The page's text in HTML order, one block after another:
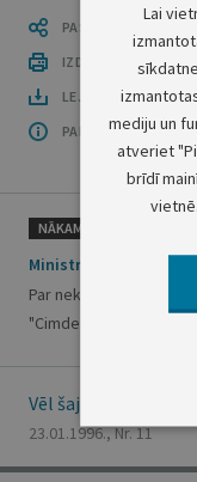
PASTĀSTI CITIEM
IZDRUKĀT
LEJUPLĀDĒT
PAR OFICIĀLO
NĀKAMAIS
Ministru kabineta
Par nekustamo
"Cimdeniekos"
Vēl šajā numurā
23.01.1996., Nr. 11
Lai
mediju un
atveriet
brīdī